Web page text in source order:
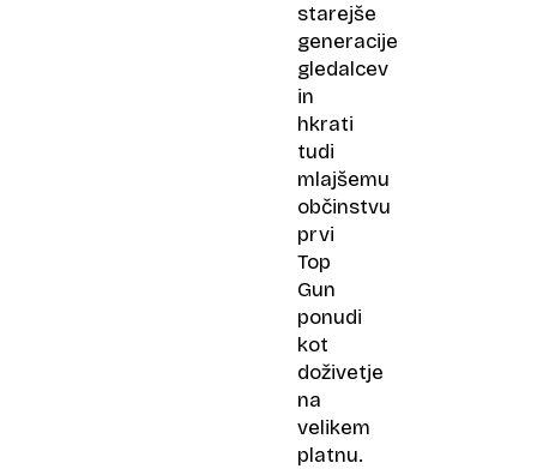
starejše
generacije
gledalcev
in
hkrati
tudi
mlajšemu
občinstvu
prvi
Top
Gun
ponudi
kot
doživetje
na
velikem
platnu.